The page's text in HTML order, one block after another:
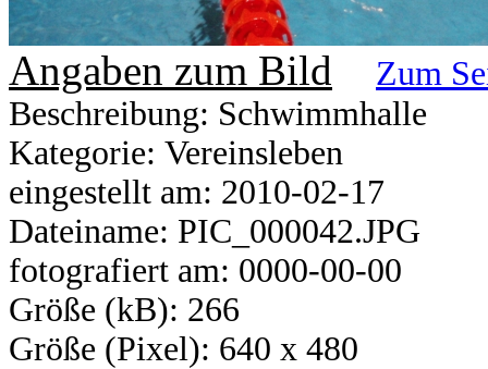
Angaben zum Bild
Zum
Beschreibung: Schwimmhalle
Kategorie: Vereinsleben
eingestellt am: 2010-02-17
Dateiname: PIC_000042.JPG
fotografiert am: 0000-00-00
Größe (kB): 266
Größe (Pixel): 640 x 480